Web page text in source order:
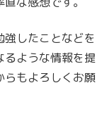
したことなどを
るような情報を提
らもよろしくお願